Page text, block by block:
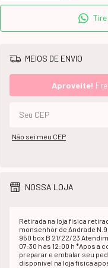
MEIOS DE ENVIO
Aproveite!
Não sei meu CEP
NOSSA LOJA
Retirada na loja fisica
monsenhor de Andrade
950 box B 21/22/23
07:30 h as 12:00 h *Apos a
preparar e embalar seu
disponivel na loja fisica